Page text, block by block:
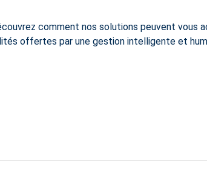
comment nos solutions peuvent vous
offertes par une gestion intelligente et